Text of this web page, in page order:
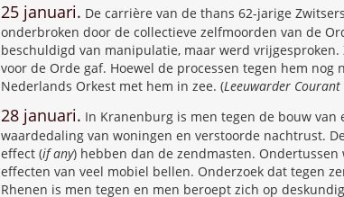
25 januari. De carrière van de thans 62-jarige
onderbroken door de collectieve zelfmoorden van de
beschuldigd van manipulatie, maar werd
voor de Orde gaf. Hoewel de processen tegen hem
Nederlands Orkest met hem in zee. (Leeuwarder Courant
28 januari. In Kranenburg is men tegen de bouw
waardedaling van woningen en verstoorde nachtrust.
effect (if any) hebben dan de zendmasten.
effecten van veel mobiel bellen. Onderzoek dat tegen
Rhenen is men tegen en men beroept zich op